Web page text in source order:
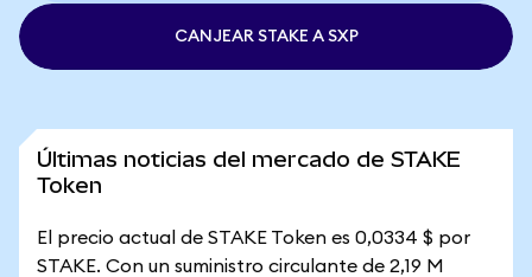
CANJEAR STAKE A SXP
Últimas noticias del mercado de STAKE
Token
El precio actual de STAKE Token es 0,0334 $ por
STAKE. Con un suministro circulante de 2,19 M